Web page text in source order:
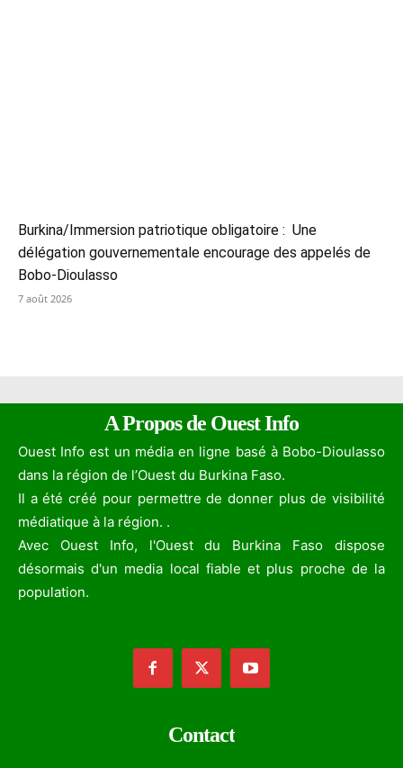
Burkina/Immersion patriotique obligatoire : Une
délégation gouvernementale encourage des appelés de
Bobo-Dioulasso
7 août 2026
A Propos de Ouest Info
Ouest Info est un média en ligne basé à Bobo-Dioulasso
dans la région de l’Ouest du Burkina Faso.
Il a été créé pour permettre de donner plus de visibilité
médiatique à la région. .
Avec Ouest Info, l'Ouest du Burkina Faso dispose
désormais d'un media local fiable et plus proche de la
population.
Contact